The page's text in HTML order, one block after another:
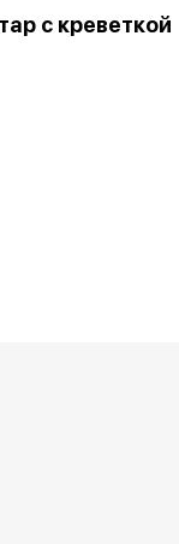
с креветкой